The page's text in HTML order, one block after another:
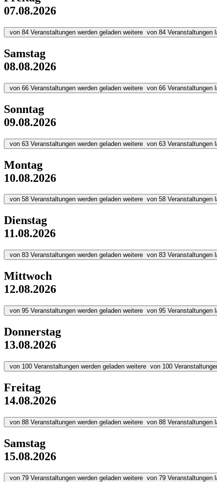
07.08.2026
von 84 Veranstaltungen werden geladen weitere von 84 Veranstaltungen
Samstag
08.08.2026
von 66 Veranstaltungen werden geladen weitere von 66 Veranstaltungen
Sonntag
09.08.2026
von 63 Veranstaltungen werden geladen weitere von 63 Veranstaltungen
Montag
10.08.2026
von 58 Veranstaltungen werden geladen weitere von 58 Veranstaltungen
Dienstag
11.08.2026
von 83 Veranstaltungen werden geladen weitere von 83 Veranstaltungen
Mittwoch
12.08.2026
von 95 Veranstaltungen werden geladen weitere von 95 Veranstaltungen
Donnerstag
13.08.2026
von 100 Veranstaltungen werden geladen weitere von 100
Freitag
14.08.2026
von 88 Veranstaltungen werden geladen weitere von 88 Veranstaltungen
Samstag
15.08.2026
von 79 Veranstaltungen werden geladen weitere von 79 Veranstaltungen